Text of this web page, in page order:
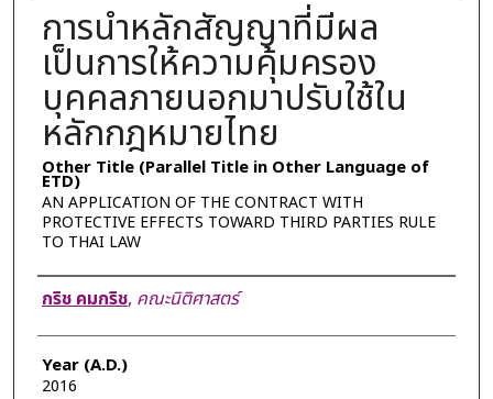
การนำหลักสัญญาที่มีผล
เป็นการให้ความคุ้มครอง
บุคคลภายนอกมาปรับใช้ใน
หลักกฎหมายไทย
Other Title (Parallel Title in Other Language of
ETD)
AN APPLICATION OF THE CONTRACT WITH
PROTECTIVE EFFECTS TOWARD THIRD PARTIES RULE
TO THAI LAW
Author
กริช คมกริช, คณะนิติศาสตร์
Year (A.D.)
2016